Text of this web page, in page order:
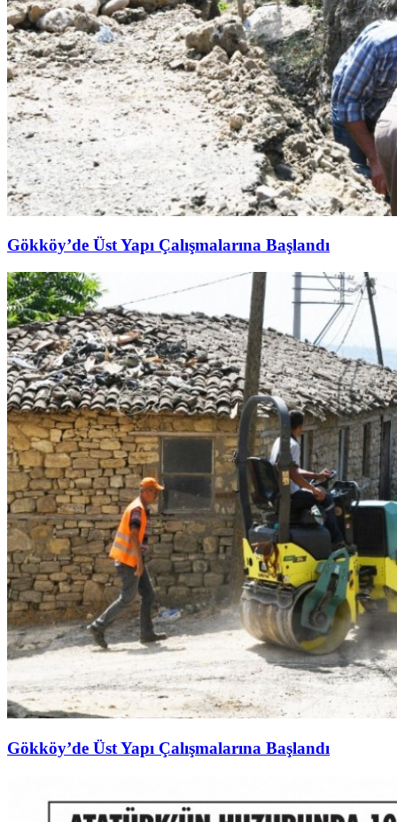
Gökköy’de Üst Yapı Çalışmalarına Başlandı
Gökköy’de Üst Yapı Çalışmalarına Başlandı